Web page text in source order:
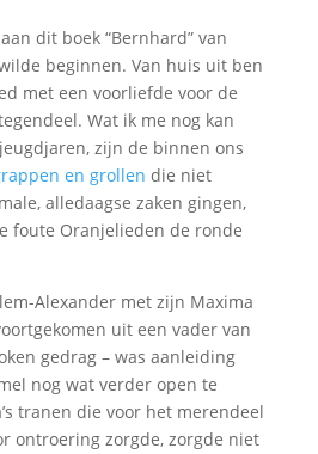
dit boek “Bernhard” van
beginnen. Van huis uit ben
met een voorliefde voor de
Wat ik me nog kan
zijn de binnen ons
en grollen die niet
alledaagse zaken gingen,
foute Oranjelieden de ronde
Alexander met zijn Maxima
uit een vader van
gedrag – was aanleiding
nog wat verder open te
tranen die voor het merendeel
ontroering zorgde, zorgde niet